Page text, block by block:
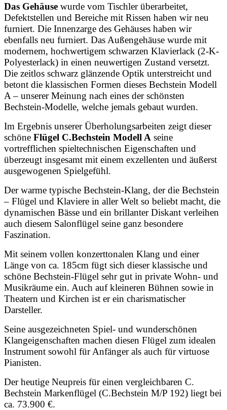
Das Gehäuse wurde vom Tischler überarbeitet,
Defektstellen und Bereiche mit Rissen haben wir neu
furniert. Die Innenzarge des Gehäuses haben wir
ebenfalls neu furniert. Das Außengehäuse wurde mit
modernem, hochwertigem schwarzen Klavierlack (2-K-
Polyesterlack) in einen neuwertigen Zustand versetzt.
Die zeitlos schwarz glänzende Optik unterstreicht und
betont die klassischen Formen dieses Bechstein Modell
A – unserer Meinung nach eines der schönsten
Bechstein-Modelle, welche jemals gebaut wurden.
Im Ergebnis unserer Überholungsarbeiten zeigt dieser
schöne Flügel C.Bechstein Modell A seine
vortrefflichen spieltechnischen Eigenschaften und
überzeugt insgesamt mit einem exzellenten und äußerst
ausgewogenen Spielgefühl.
Der warme typische Bechstein-Klang, der die Bechstein
– Flügel und Klaviere in aller Welt so beliebt macht, die
dynamischen Bässe und ein brillanter Diskant verleihen
auch diesem Salonflügel seine ganz besondere
Faszination.
Mit seinem vollen konzerttonalen Klang und einer
Länge von ca. 185cm fügt sich dieser klassische und
schöne Bechstein-Flügel sehr gut in private Wohn- und
Musikräume ein. Auch auf kleineren Bühnen sowie in
Theatern und Kirchen ist er ein charismatischer
Darsteller.
Seine ausgezeichneten Spiel- und wunderschönen
Klangeigenschaften machen diesen Flügel zum idealen
Instrument sowohl für Anfänger als auch für virtuose
Pianisten.
Der heutige Neupreis für einen vergleichbaren C.
Bechstein Markenflügel (C.Bechstein M/P 192) liegt bei
ca. 73.900 €.